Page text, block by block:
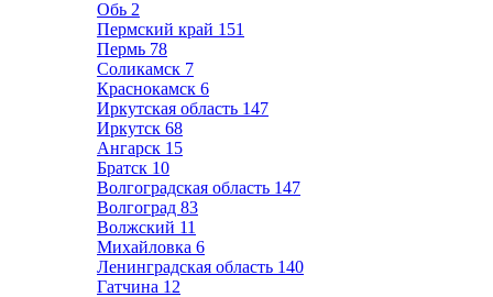
Обь 2
Пермский край 151
Пермь 78
Соликамск 7
Краснокамск 6
Иркутская область 147
Иркутск 68
Ангарск 15
Братск 10
Волгоградская область 147
Волгоград 83
Волжский 11
Михайловка 6
Ленинградская область 140
Гатчина 12